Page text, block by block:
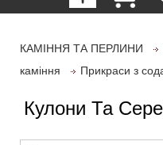
КАМІННЯ ТА ПЕРЛИНИ
каміння
Прикраси з
Кулони Та